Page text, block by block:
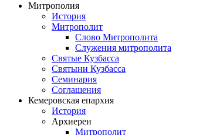
Митрополия
История
Митрополит
Слово Митрополита
Служения митрополита
Святые Кузбасса
Святыни Кузбасса
Семинария
Соглашения
Кемеровская епархия
История
Архиереи
Митрополит